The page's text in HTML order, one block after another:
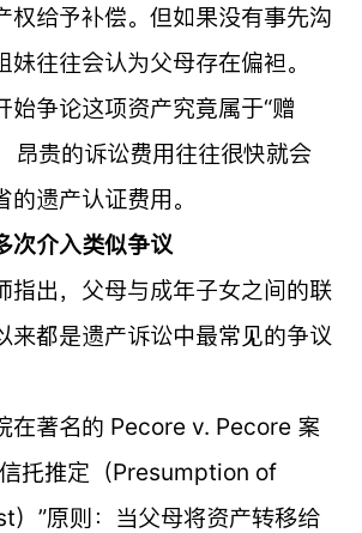
权给予补偿。但如果没有事先沟
妹往往会认为父母存在偏袒。
始争论这项资产究竟属于“赠
昂贵的诉讼费用往往很快就会
遗产认证费用。
次介入类似争议
指出，父母与成年子女之间的联
来都是遗产诉讼中最常见的争议
在著名的 Pecore v. Pecore 案
托推定（Presumption of
）”原则：当父母将资产转移给